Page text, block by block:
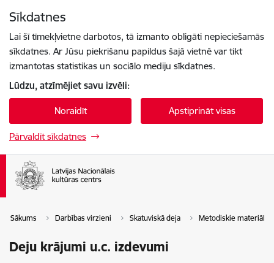
Sīkdatnes
Lai šī tīmekļvietne darbotos, tā izmanto obligāti nepieciešamās
sīkdatnes. Ar Jūsu piekrišanu papildus šajā vietnē var tikt
izmantotas statistikas un sociālo mediju sīkdatnes.
Lūdzu, atzīmējiet savu izvēli:
Noraidīt Apstiprināt visas
Pārvaldīt sīkdatnes
Sākums Darbības virzieni Skatuviskā deja Metodiskie materiāli
Deju krājumi u.c. izdevumi